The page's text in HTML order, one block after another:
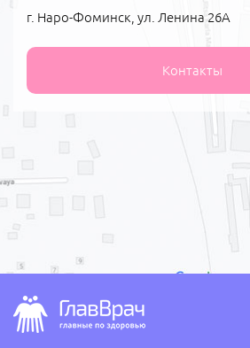
г. Наро-Фоминск, ул. Ленина 26А
Контакты